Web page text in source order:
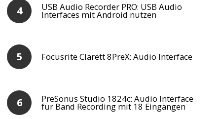
USB Audio Recorder PRO: USB Audio
Interfaces mit Android nutzen
Focusrite Clarett 8PreX: Audio Interface
PreSonus Studio 1824c: Audio Interface
für Band Recording mit 18 Eingängen